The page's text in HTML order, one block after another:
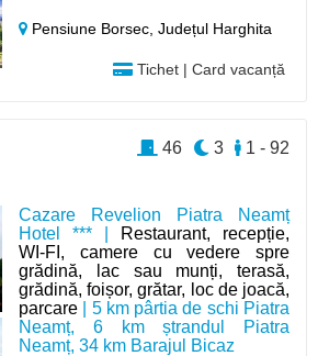
Pensiune Borsec,Județul Harghita
Tichet | Card vacanță
Cazare Revelion Piatra Neamț
Hotel *** |
Restaurant, recepție,
WI-FI, camere cu vedere spre
grădină, lac sau munți, terasă,
grădină, foișor, grătar, loc de joacă,
parcare | 5 km pârtia de schi Piatra
Neamț, 6 km ștrandul Piatra
Neamț, 34 km Barajul Bicaz
1 - 92
3
46